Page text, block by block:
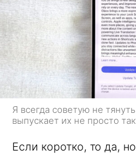
Я всегда советую не
выпускает их не просто
Если коротко, то да,